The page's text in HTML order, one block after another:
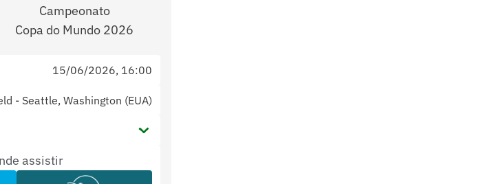
Campeonato
Copa do Mundo 2026
15/06/2026, 16:00
- Seattle, Washington (EUA)
assistir